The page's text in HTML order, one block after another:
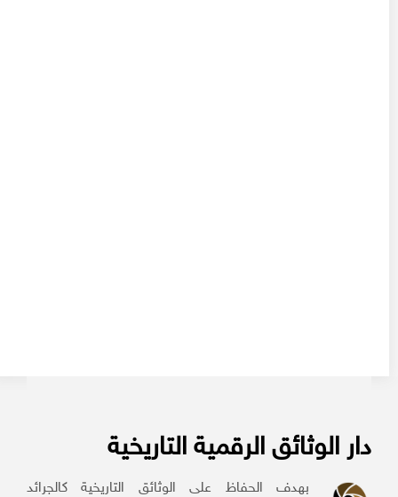
دار الوثائق الرقمية التاريخية
بهدف الحفاظ على الوثائق التاريخية كالجرائد